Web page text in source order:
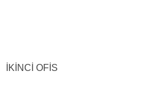
İKİNCİ OFİS